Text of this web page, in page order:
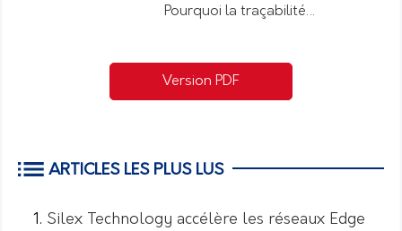
Pourquoi la traçabilité…
Version PDF
ARTICLES LES PLUS LUS
Silex Technology accélère les réseaux Edge